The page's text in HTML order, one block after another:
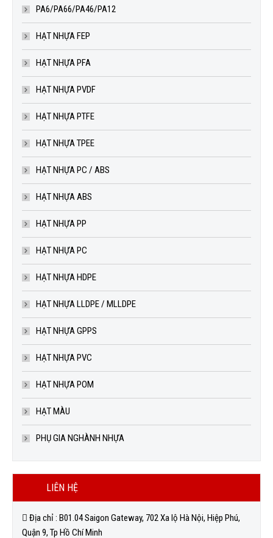
PA6/PA66/PA46/PA12
HẠT NHỰA FEP
HẠT NHỰA PFA
HẠT NHỰA PVDF
HẠT NHỰA PTFE
HẠT NHỰA TPEE
HẠT NHỰA PC / ABS
HẠT NHỰA ABS
HẠT NHỰA PP
HẠT NHỰA PC
HẠT NHỰA HDPE
HẠT NHỰA LLDPE / MLLDPE
HẠT NHỰA GPPS
HẠT NHỰA PVC
HẠT NHỰA POM
HẠT MÀU
PHỤ GIA NGHÀNH NHỰA
LIÊN HỆ
Địa chỉ : B01.04 Saigon Gateway, 702 Xa lộ Hà Nội, Hiệp Phú,
Quận 9, Tp Hồ Chí Minh